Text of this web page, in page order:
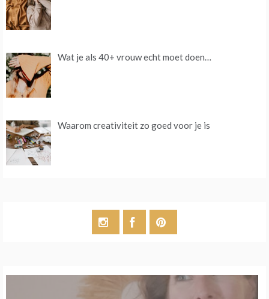
Wat je als 40+ vrouw echt moet doen…
Waarom creativiteit zo goed voor je is